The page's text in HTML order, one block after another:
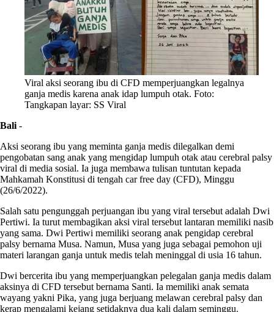
Viral aksi seorang ibu di CFD memperjuangkan legalnya
ganja medis karena anak idap lumpuh otak. Foto:
Tangkapan layar: SS Viral
Bali -
Aksi seorang ibu yang meminta ganja medis dilegalkan demi
pengobatan sang anak yang mengidap lumpuh otak atau cerebral palsy
viral di media sosial. Ia juga membawa tulisan tuntutan kepada
Mahkamah Konstitusi di tengah car free day (CFD), Minggu
(26/6/2022).
Salah satu pengunggah perjuangan ibu yang viral tersebut adalah Dwi
Pertiwi. Ia turut membagikan aksi viral tersebut lantaran memiliki nasib
yang sama. Dwi Pertiwi memiliki seorang anak pengidap cerebral
palsy bernama Musa. Namun, Musa yang juga sebagai pemohon uji
materi larangan ganja untuk medis telah meninggal di usia 16 tahun.
Dwi bercerita ibu yang memperjuangkan pelegalan ganja medis dalam
aksinya di CFD tersebut bernama Santi. Ia memiliki anak semata
wayang yakni Pika, yang juga berjuang melawan cerebral palsy dan
kerap mengalami kejang setidaknya dua kali dalam seminggu.